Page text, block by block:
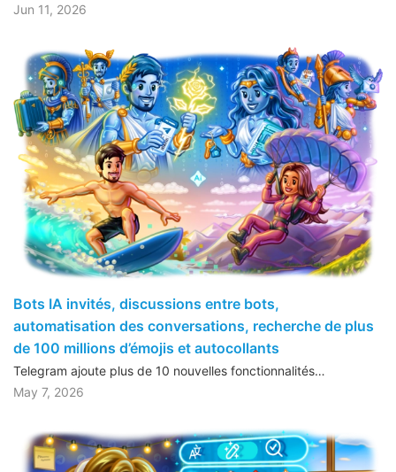
Jun 11, 2026
Bots IA invités, discussions entre bots,
automatisation des conversations, recherche de plus
de 100 millions d’émojis et autocollants
Telegram ajoute plus de 10 nouvelles fonctionnalités…
May 7, 2026